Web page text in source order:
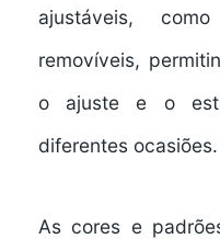
ajustáveis,
removíveis,
o ajuste e o
diferentes ocasiões.
As cores e